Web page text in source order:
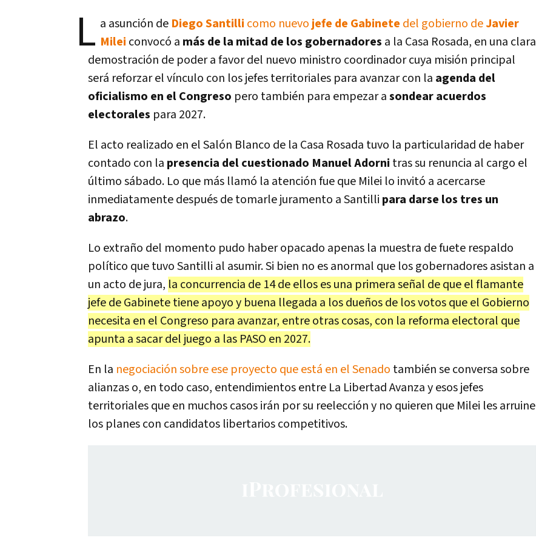
L a asunción de Diego Santilli como nuevo jefe de Gabinete del gobierno deJavier
Milei convocó a más de la mitad de los gobernadores a la Casa Rosada, en una clara
demostración de poder a favor del nuevo ministro coordinador cuya misión principal
será reforzar el vínculo con los jefes territoriales para avanzar con la agenda del
oficialismo en el Congreso pero también para empezar asondear acuerdos
electorales para 2027.
El acto realizado en el Salón Blanco de la Casa Rosada tuvo la particularidad de haber
contado con la presencia del cuestionado Manuel Adorni tras su renuncia al cargo el
último sábado. Lo que más llamó la atención fue que Milei lo invitó a acercarse
inmediatamente después de tomarle juramento a Santilli para darse los tres un
abrazo.
Lo extraño del momento pudo haber opacado apenas la muestra de fuete respaldo
político que tuvo Santilli al asumir. Si bien no es anormal que los gobernadores asistan a
un acto de jura, la concurrencia de 14 de ellos es una primera señal de que el flamante
jefe de Gabinete tiene apoyo y buena llegada a los dueños de los votos que el Gobierno
necesita en el Congreso para avanzar, entre otras cosas, con la reforma electoral que
apunta a sacar del juego a las PASO en 2027.
En la negociación sobre ese proyecto que está en el Senado también se conversa sobre
alianzas o, en todo caso, entendimientos entre La Libertad Avanza y esos jefes
territoriales que en muchos casos irán por su reelección y no quieren que Milei les arruine
los planes con candidatos libertarios competitivos.